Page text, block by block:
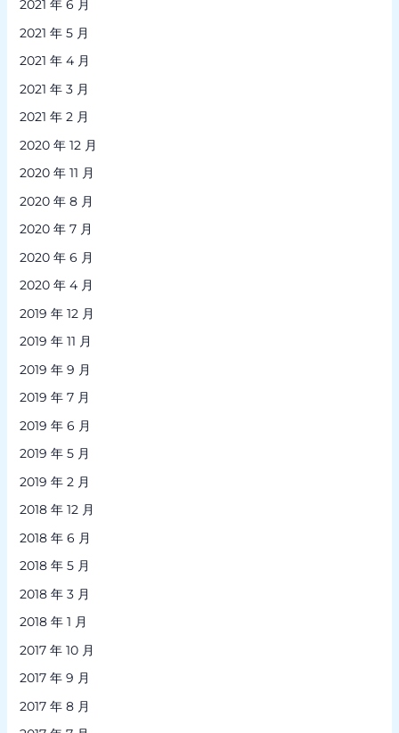
2021 年 6 月
2021 年 5 月
2021 年 4 月
2021 年 3 月
2021 年 2 月
2020 年 12 月
2020 年 11 月
2020 年 8 月
2020 年 7 月
2020 年 6 月
2020 年 4 月
2019 年 12 月
2019 年 11 月
2019 年 9 月
2019 年 7 月
2019 年 6 月
2019 年 5 月
2019 年 2 月
2018 年 12 月
2018 年 6 月
2018 年 5 月
2018 年 3 月
2018 年 1 月
2017 年 10 月
2017 年 9 月
2017 年 8 月